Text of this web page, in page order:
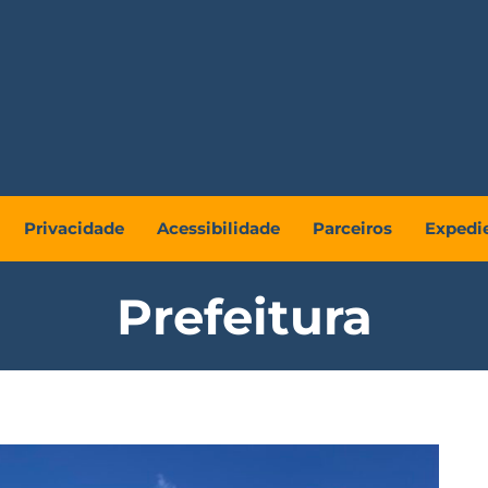
Privacidade Acessibilidade Parceiros
Prefeitura